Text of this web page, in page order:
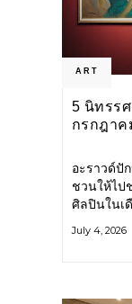
ART
5 นิทรร
กรกฎาค
อะราวด์ปั
ชวนให้ไป
ศิลปินในเ
กลุ่ม
July 4, 2026